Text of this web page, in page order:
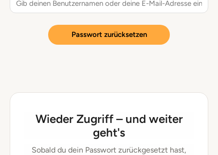
Wieder Zugriff – und weiter
geht's
Sobald du dein Passwort zurückgesetzt hast,